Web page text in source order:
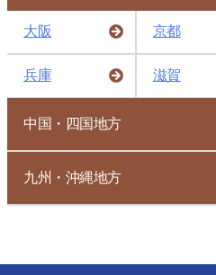
大阪 京都
兵庫 滋賀
中国・四国地方
九州・沖縄地方